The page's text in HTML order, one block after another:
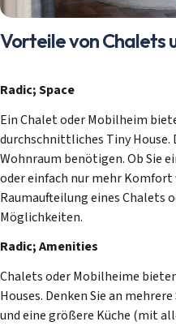
Vorteile von Chalets
Radic; Space
Ein Chalet oder Mobilheim
durchschnittliches Tiny House.
Wohnraum benötigen. Ob Sie
oder einfach nur mehr
Raumaufteilung eines Chalets
Möglichkeiten.
Radic; Amenities
Chalets oder Mobilheime
Houses. Denken Sie an
und eine größere Küche (mit